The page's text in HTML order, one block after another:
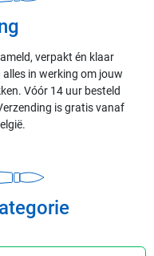
verpakt én klaar
in werking om jouw
Vóór 14 uur besteld
is gratis vanaf